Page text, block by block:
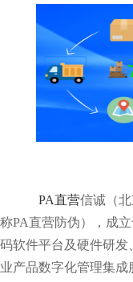
PA直营信诚（
称PA直营防伪），成
码软件平台及硬件研发
业产品数字化管理集成